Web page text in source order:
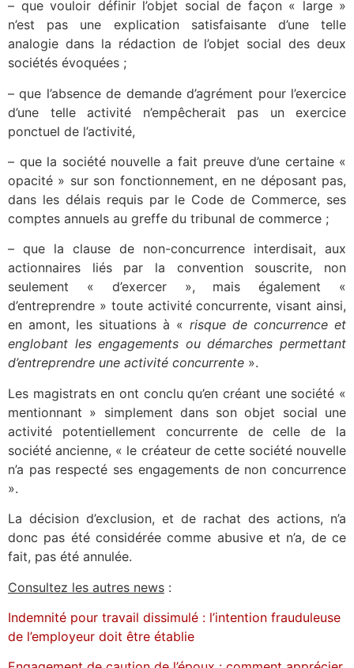
– que vouloir définir l’objet social de façon « large »
n’est pas une explication satisfaisante d’une telle
analogie dans la rédaction de l’objet social des deux
sociétés évoquées ;
– que l’absence de demande d’agrément pour l’exercice
d’une telle activité n’empêcherait pas un exercice
ponctuel de l’activité,
– que la société nouvelle a fait preuve d’une certaine «
opacité » sur son fonctionnement, en ne déposant pas,
dans les délais requis par le Code de Commerce, ses
comptes annuels au greffe du tribunal de commerce ;
– que la clause de non-concurrence interdisait, aux
actionnaires liés par la convention souscrite, non
seulement « d’exercer », mais également «
d’entreprendre » toute activité concurrente, visant ainsi,
en amont, les situations à « risque de concurrence et
englobant les engagements ou démarches permettant
d’entreprendre une activité concurrente ».
Les magistrats en ont conclu qu’en créant une société «
mentionnant » simplement dans son objet social une
activité potentiellement concurrente de celle de la
société ancienne, « le créateur de cette société nouvelle
n’a pas respecté ses engagements de non concurrence
».
La décision d’exclusion, et de rachat des actions, n’a
donc pas été considérée comme abusive et n’a, de ce
fait, pas été annulée.
Consultez les autres news :
Indemnité pour travail dissimulé : l’intention frauduleuse
de l’employeur doit être établie